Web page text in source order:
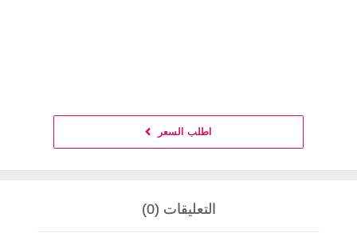
اطلب السعر
التعليقات (0)